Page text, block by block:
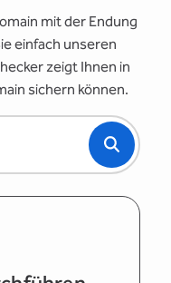
mit der Endung
einfach unseren
zeigt Ihnen in
sichern können.